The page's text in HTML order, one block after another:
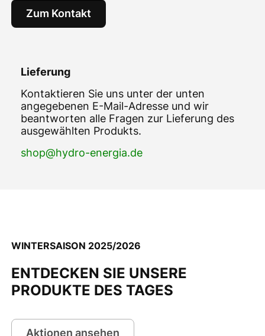
Zum Kontakt
Lieferung
Kontaktieren Sie uns unter der unten
angegebenen E-Mail-Adresse und wir
beantworten alle Fragen zur Lieferung des
ausgewählten Produkts.
shop@hydro-energia.de
WINTERSAISON 2025/2026
ENTDECKEN SIE UNSERE
PRODUKTE DES TAGES
Aktionen ansehen